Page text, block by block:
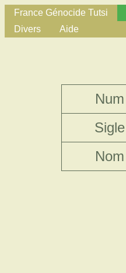
France Génocide Tutsi
Divers
Aide
Num
Sigle
Nom